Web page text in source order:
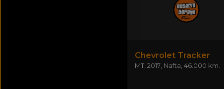
Chevrolet Tracker
MT, 2017, Nafta 46.000 km.